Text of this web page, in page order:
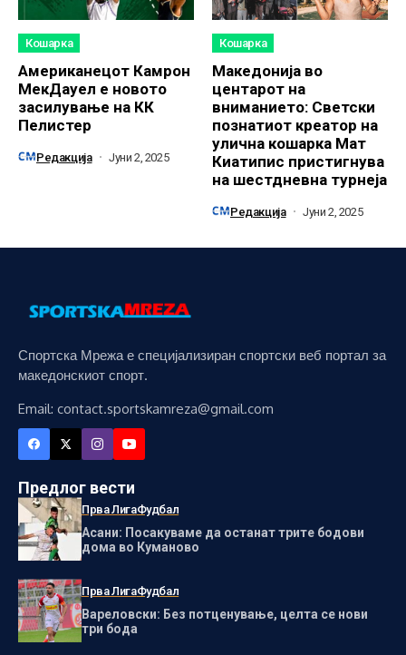
Кошарка
Американецот Камрон
МекДауел е новото
засилување на КК
Пелистер
Редакција Јуни 2, 2025
Кошарка
Македонија во
центарот на
вниманието: Светски
познатиот креатор на
улична кошарка Мат
Киатипис пристигнува
на шестдневна турнеја
Редакција Јуни 2, 2025
Спортска Мрежа е специјализиран спортски веб портал за
македонскиот спорт.
Email: contact.sportskamreza@gmail.com
Предлог вести
Прва ЛигаФудбал
Асани: Посакуваме да останат трите бодови
дома во Куманово
Прва ЛигаФудбал
Вареловски: Без потценување, целта се нови
три бода